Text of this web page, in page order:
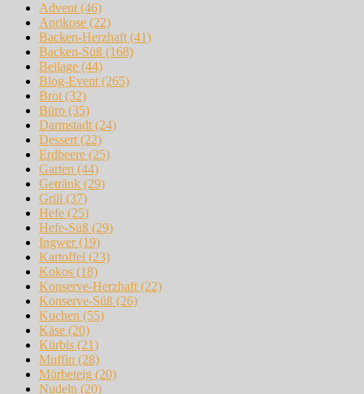
Advent (46)
Aprikose (22)
Backen-Herzhaft (41)
Backen-Süß (168)
Beilage (44)
Blog-Event (265)
Brot (32)
Büro (35)
Darmstadt (24)
Dessert (22)
Erdbeere (25)
Garten (44)
Getränk (29)
Grill (37)
Hefe (25)
Hefe-Süß (29)
Ingwer(19)
Kartoffel (23)
Kokos (18)
Konserve-Herzhaft (22)
Konserve-Süß (26)
Kuchen (55)
Käse (20)
Kürbis (21)
Muffin (28)
Mürbeteig (20)
Nudeln (20)